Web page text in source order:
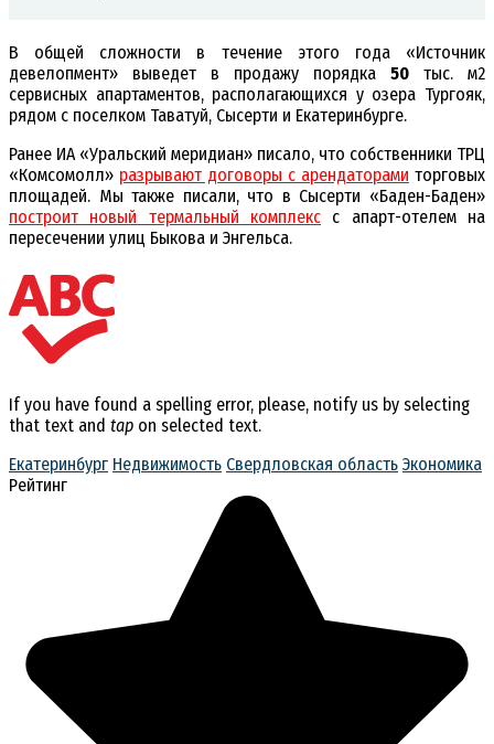
В общей сложности в течение этого года «Источник
девелопмент» выведет в продажу порядка 50 тыс. м2
сервисных апартаментов, располагающихся у озера Тургояк,
рядом с поселком Таватуй, Сысерти и Екатеринбурге.
Ранее ИА «Уральский меридиан» писало, что собственники ТРЦ
«Комсомолл» разрывают договоры с арендаторами торговых
площадей. Мы также писали, что в Сысерти «Баден-Баден»
построит новый термальный комплекс с апарт-отелем на
пересечении улиц Быкова и Энгельса.
If you have found a spelling error, please, notify us by selecting
that text and tap on selected text.
Екатеринбург Недвижимость Свердловская область Экономика
Рейтинг